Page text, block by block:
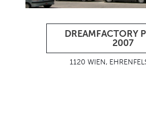
DREAMFACTORY
2007
1120 WIEN,